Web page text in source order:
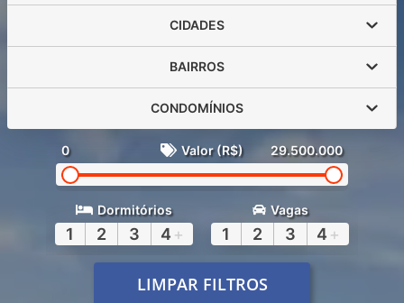
CIDADES
BAIRROS
CONDOMÍNIOS
0 Valor (R$) 29.500.000
Dormitórios
1 2 3 4 +
Vagas
1 2 3 4 +
LIMPAR FILTROS